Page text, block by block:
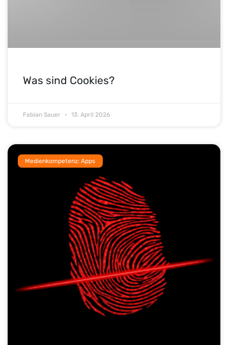
Was sind Cookies?
Fabian Sauer 13. April 2026
Medienkompetenz: Apps